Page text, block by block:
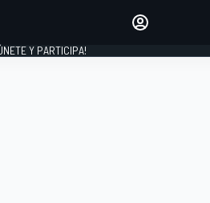
Y PARTICIPA!